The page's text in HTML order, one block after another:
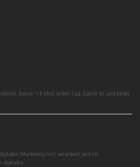
Davon 1,4 Mrd. jeden Tag. Damit ist und bleibt
Marketing fest verankert und ein
digitalen…